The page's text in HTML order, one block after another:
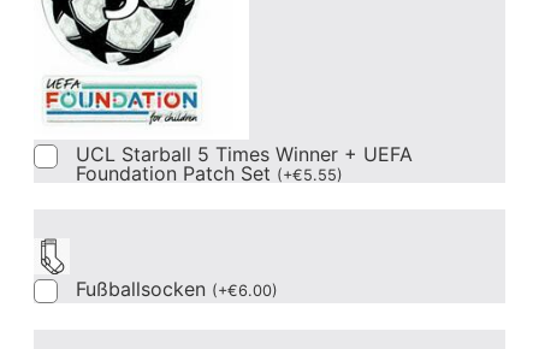
UCL Starball 5 Times Winner + UEFA
Foundation Patch Set (+€5.55)
Fußballsocken (+€6.00)